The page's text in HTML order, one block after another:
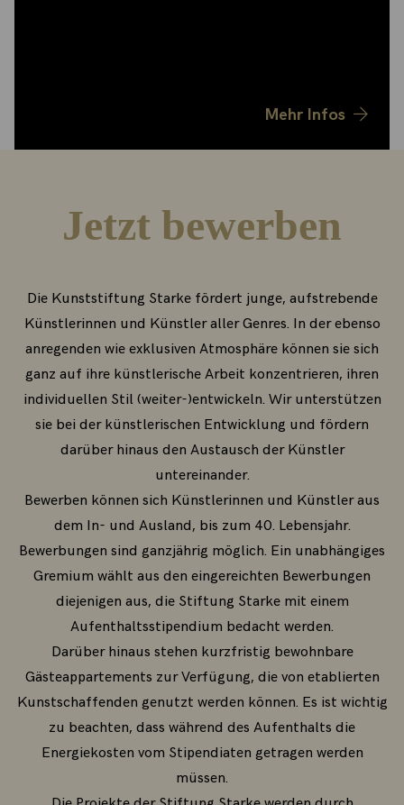
Mehr Infos
Jetzt bewerben
Die Kunststiftung Starke fördert junge, aufstrebende
Künstlerinnen und Künstler aller Genres. In der ebenso
anregenden wie exklusiven Atmosphäre können sie sich
ganz auf ihre künstlerische Arbeit konzentrieren, ihren
individuellen Stil (weiter-)entwickeln. Wir unterstützen
sie bei der künstlerischen Entwicklung und fördern
darüber hinaus den Austausch der Künstler
untereinander.
Bewerben können sich Künstlerinnen und Künstler aus
dem In- und Ausland, bis zum 40. Lebensjahr.
Bewerbungen sind ganzjährig möglich. Ein unabhängiges
Gremium wählt aus den eingereichten Bewerbungen
diejenigen aus, die Stiftung Starke mit einem
Aufenthaltsstipendium bedacht werden.
Darüber hinaus stehen kurzfristig bewohnbare
Gästeappartements zur Verfügung, die von etablierten
Kunstschaffenden genutzt werden können. Es ist wichtig
zu beachten, dass während des Aufenthalts die
Energiekosten vom Stipendiaten getragen werden
müssen.